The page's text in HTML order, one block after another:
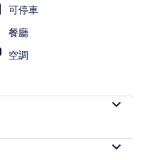
可停車
餐廳
空調